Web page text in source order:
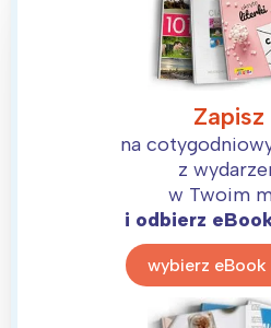
Zapisz
na
z
w Twoim
i odbierz
wybierz
Interesują mnie